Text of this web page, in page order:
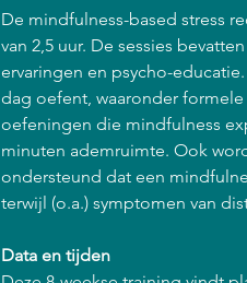
De mindfulness-based stress
van 2,5 uur. De sessies
ervaringen en psycho-
dag oefent, waaronder
oefeningen die mindfulness
minuten ademruimte. Ook
ondersteund dat een
terwijl (o.a.) symptomen van
Data en tijden